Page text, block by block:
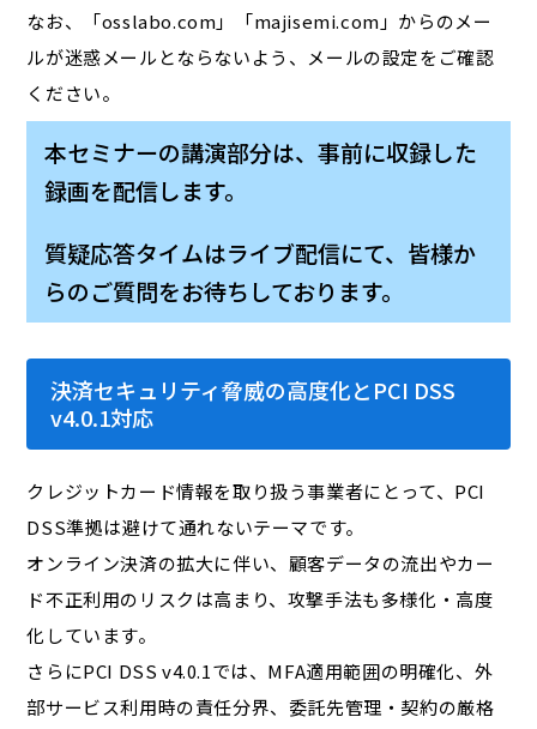
なお、「osslabo.com」「majisemi.com」からのメー
ルが迷惑メールとならないよう、メールの設定をご確認
ください。
本セミナーの講演部分は、事前に収録した
録画を配信します。
質疑応答タイムはライブ配信にて、皆様か
らのご質問をお待ちしております。
決済セキュリティ脅威の高度化とPCI DSS
v4.0.1対応
クレジットカード情報を取り扱う事業者にとって、PCI
DSS準拠は避けて通れないテーマです。
オンライン決済の拡大に伴い、顧客データの流出やカー
ド不正利用のリスクは高まり、攻撃手法も多様化・高度
化しています。
さらにPCI DSS v4.0.1では、MFA適用範囲の明確化、外
部サービス利用時の責任分界、委託先管理・契約の厳格